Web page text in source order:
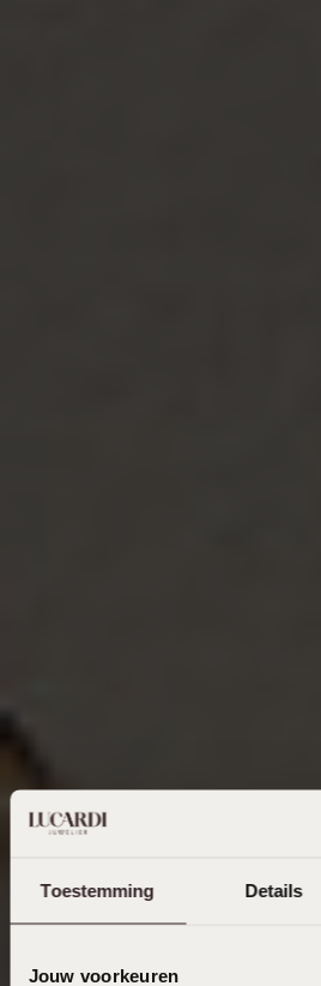
Toestemming Details
Jouw voorkeuren